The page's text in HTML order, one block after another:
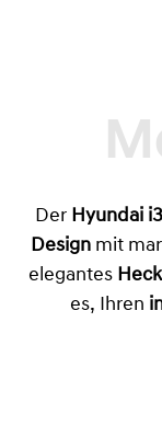
Der Hyundai
Design mit
elegantes Heck
es, Ihren